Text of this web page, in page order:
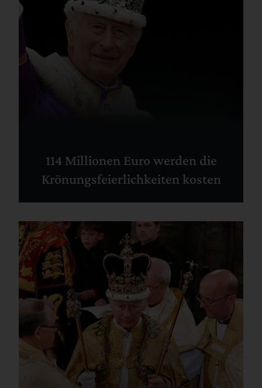
114 Millionen Euro werden die
Krönungsfeierlichkeiten kosten